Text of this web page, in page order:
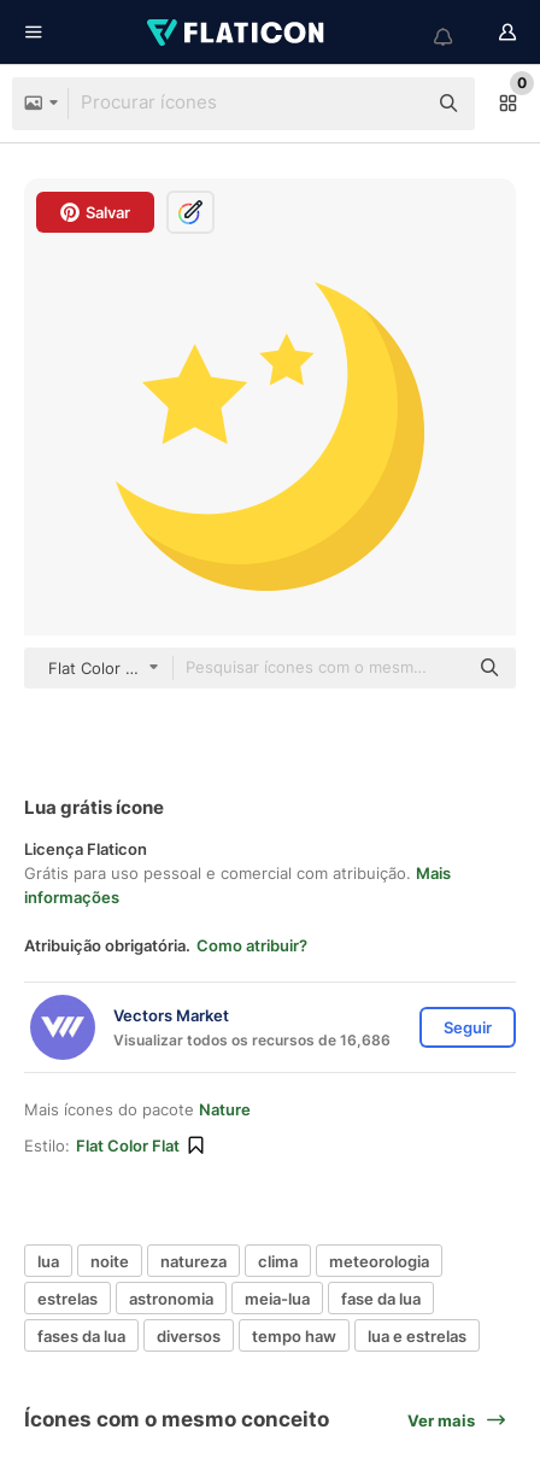
0
Salvar
Flat Color Flat
Lua grátis ícone
Licença Flaticon
Grátis para uso pessoal e comercial com atribuição. Mais
informações
Atribuição obrigatória. Como atribuir?
Vectors Market
Visualizar todos os recursos de 16,686
Seguir
Mais ícones do pacote Nature
Estilo: Flat Color Flat
lua noite natureza clima
meteorologia
estrelas
astronomia meia-lua
fase da lua
fases da lua
diversos tempo haw lua e estrelas
Ícones com o mesmo conceito Ver mais